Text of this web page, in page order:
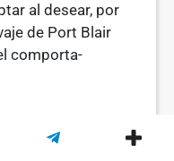
al desear, por
de Port Blair
comporta­
humano